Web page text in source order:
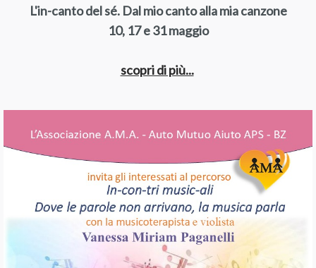
L'in-canto del sé. Dal mio canto alla mia canzone
10, 17 e 31 maggio
scopri di più...